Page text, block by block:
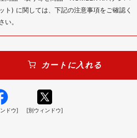
ト) に関しては、下記の注意事項をご確認く
い。
カートに入れる
ドウ] [別ウィンドウ]